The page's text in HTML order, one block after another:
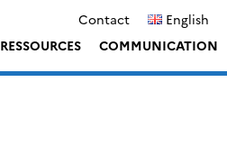
Contact
English
RESSOURCES COMMUNICATION